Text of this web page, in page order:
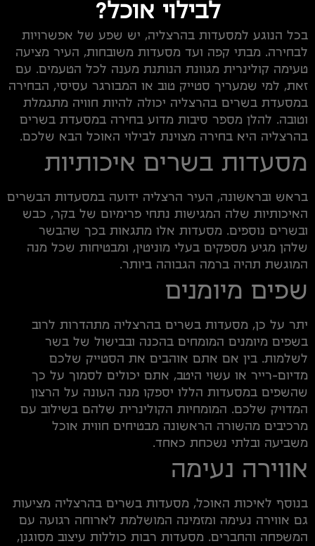
לבילוי אוכל?
בכל הנוגע למסעדות בהרצליה, יש שפע של אפשרויות
לבחירה. מבתי קפה ועד מסעדות משובחות, העיר מציעה
טעימה קולינרית מגוונת הנותנת מענה לכל הטעמים. עם
זאת, למי שמעריך סטייק טוב או המבורגר עסיסי, הבחירה
במסעדת בשרים בהרצליה יכולה להיות חוויה מתגמלת
וטובה. להלן מספר סיבות מדוע בחירה במסעדת בשרים
בהרצליה היא בחירה מצוינת לבילוי האוכל הבא שלכם.
מסעדות בשרים איכותיות
בראש ובראשונה, העיר הרצליה ידועה במסעדות הבשרים
האיכותיות שלה המגישות נתחי פרימיום של בקר, כבש
ובשרים נוספים. מסעדות אלו מתגאות בכך שהבשר
שלהן מגיע מספקים בעלי מוניטין, ומבטיחות שכל מנה
המוגשת תהיה ברמה הגבוהה ביותר.
שפים מיומנים
יתר על כן, מסעדות בשרים בהרצליה מתהדרות לרוב
בשפים מיומנים המומחים בהכנה ובבישול של בשר
לשלמות. בין אם אתם אוהבים את הסטייק שלכם
מדיום-רייר או עשוי היטב, אתם יכולים לסמוך על כך
שהשפים במסעדות הללו יספקו מנה העונה על הרצון
המדויק שלכם. המומחיות הקולינרית שלהם בשילוב עם
מרכיבים מהשורה הראשונה מבטיחים חווית אוכל
משביעה ובלתי נשכחת כאחד.
אווירה נעימה
בנוסף לאיכות האוכל, מסעדות בשרים בהרצליה מציעות
גם אווירה נעימה ומזמינה המושלמת לארוחה רגועה עם
המשפחה והחברים. מסעדות רבות כוללות עיצוב מסוגנן,